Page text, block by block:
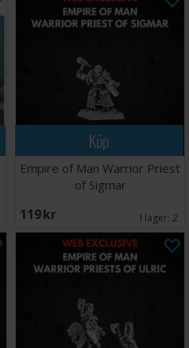
Köp
Empire of Man Warrior Priest
of Sigmar
119 SEK I lager: 2